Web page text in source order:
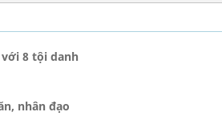
8 tội danh
nhân đạo